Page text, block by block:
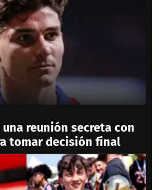
reunión secreta con
tomar decisión final